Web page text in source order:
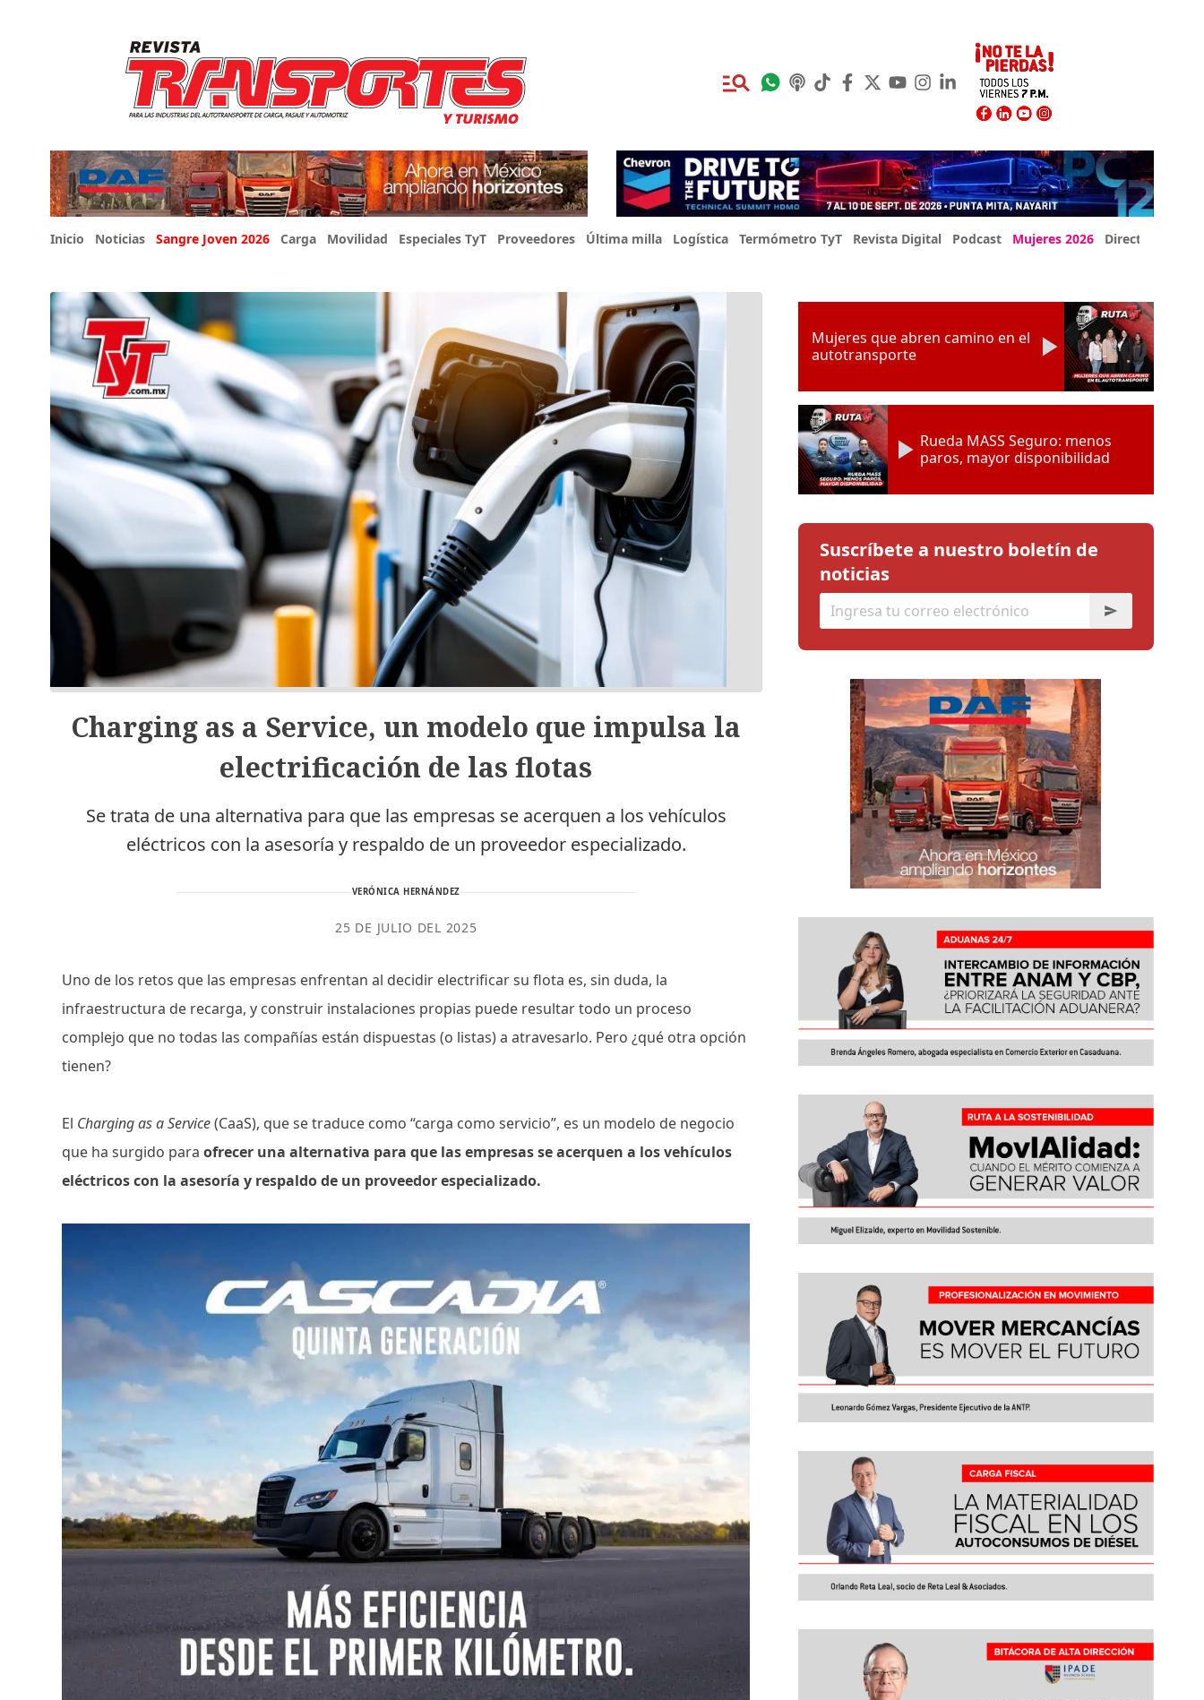
Inicio Noticias Sangre Joven 2026 Carga Movilidad Especiales TyT Proveedores Última milla Logística Termómetro TyT Revista Digital Podcast Mujeres 2026 Directorio Expo
Charging as a Service, un modelo que impulsa la
electrificación de las flotas
Se trata de una alternativa para que las empresas se acerquen a los vehículos
eléctricos con la asesoría y respaldo de un proveedor especializado.
VERÓNICA HERNÁNDEZ
25 DE JULIO DEL 2025
Uno de los retos que las empresas enfrentan al decidir electrificar su flota es, sin duda, la
infraestructura de recarga, y construir instalaciones propias puede resultar todo un proceso
complejo que no todas las compañías están dispuestas (o listas) a atravesarlo. Pero ¿qué otra opción
tienen?
El Charging as a Service(CaaS), que se traduce como “carga como servicio”, es un modelo de negocio
que ha surgido paraofrecer una alternativa para que las empresas se acerquen a los vehículos
eléctricos con la asesoría y respaldo de un proveedor especializado.
Mujeres que abren camino en el
autotransporte
Rueda MASS Seguro: menos
paros, mayor disponibilidad
Suscríbete a nuestro boletín de
noticias